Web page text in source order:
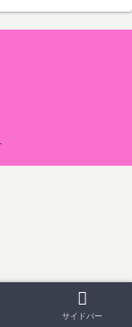
サイドバー